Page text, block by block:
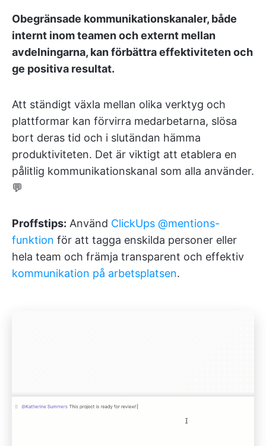
Obegränsade kommunikationskanaler, både
internt inom teamen och externt mellan
avdelningarna, kan förbättra effektiviteten och
ge positiva resultat.
Att ständigt växla mellan olika verktyg och
plattformar kan förvirra medarbetarna, slösa
bort deras tid och i slutändan hämma
produktiviteten. Det är viktigt att etablera en
pålitlig kommunikationskanal som alla använder.
💬
Proffstips: Använd ClickUps @mentions-
funktion för att tagga enskilda personer eller
hela team och främja transparent och effektiv
kommunikation på arbetsplatsen.